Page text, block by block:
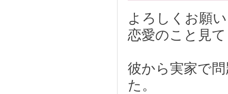
よろしくお願
恋愛のこと見
彼から実家で
た。